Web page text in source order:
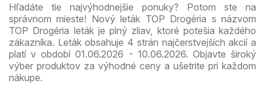
Hľadáte tie najvýhodnejšie ponuky? Potom ste na
správnom mieste! Nový leták TOP Drogéria s názvom
TOP Drogéria leták je plný zliav, ktoré potešia každého
zákazníka. Leták obsahuje 4 strán najčerstvejších akcií a
platí v období 01.06.2026 - 10.06.2026. Objavte široký
výber produktov za výhodné ceny a ušetrite pri každom
nákupe.